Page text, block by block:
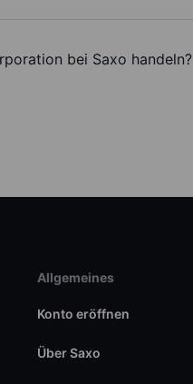
bei Saxo handeln?
Allgemeines
Konto eröffnen
Über Saxo